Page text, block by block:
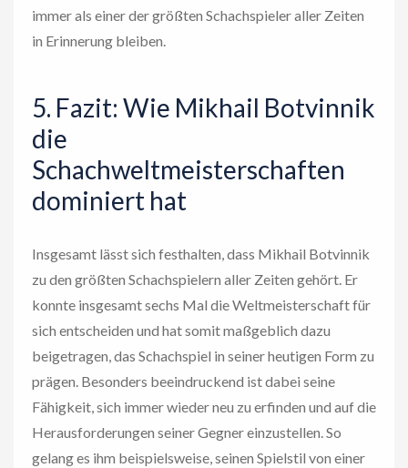
immer als einer der größten Schachspieler aller Zeiten
in Erinnerung bleiben.
5. Fazit: Wie Mikhail Botvinnik
die
Schachweltmeisterschaften
dominiert hat
Insgesamt lässt sich festhalten, dass Mikhail Botvinnik
zu den größten Schachspielern aller Zeiten gehört. Er
konnte insgesamt sechs Mal die Weltmeisterschaft für
sich entscheiden und hat somit maßgeblich dazu
beigetragen, das Schachspiel in seiner heutigen Form zu
prägen. Besonders beeindruckend ist dabei seine
Fähigkeit, sich immer wieder neu zu erfinden und auf die
Herausforderungen seiner Gegner einzustellen. So
gelang es ihm beispielsweise, seinen Spielstil von einer